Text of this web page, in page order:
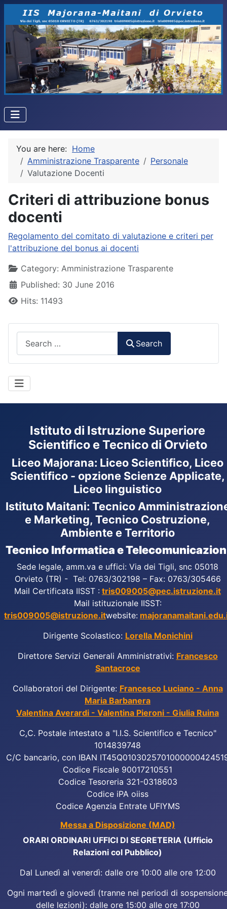
You are here: Home
Amministrazione Trasparente
Personale
Valutazione Docenti
Criteri di attribuzione bonus
docenti
Regolamento del comitato di valutazione e criteri per
l'attribuzione del bonus ai docenti
DetailsCategory: Amministrazione Trasparente
Published: 30 June 2016
Hits: 11493
Search
Istituto di Istruzione Superiore
Scientifico e Tecnico di Orvieto
Liceo Majorana: Liceo Scientifico, Liceo
Scientifico - opzione Scienze Applicate,
Liceo linguistico
Istituto Maitani: Tecnico
e Marketing, Tecnico Costruzione,
Ambiente e Territorio
Tecnico Informatica e
Sede legale, amm.va e uffici: Via dei Tigli, snc 05018
Orvieto (TR) - Tel: 0763/302198 – Fax: 0763/305466
Mail Certificata IISST : tris009005@pec.istruzione.it
Mail istituzionale IISST:
tris009005@istruzione.itwebsite:
Dirigente Scolastico: Lorella Monichini
Direttore Servizi Generali Amministrativi: Francesco
Santacroce
Collaboratori del Dirigente: Francesco Luciano - Anna
Maria Barbanera
Valentina Averardi - Valentina Pieroni - Giulia Ruina
C.C. Postale intestato a "I.I.S. Scientifico e Tecnico"
1014839748
C/C bancario, con IBAN
Codice Fiscale 90017210551
Codice Tesoreria 321-0318603
Codice iPA oiiss
Codice Agenzia Entrate UFIYMS
Messa a Disposizione (MAD)
ORARI ORDINARI UFFICI DI SEGRETERIA (Ufficio
Relazioni col Pubblico)
Dal Lunedì al venerdì: dalle ore 10:00 alle ore 12:00
Ogni martedì e giovedì (tranne nei periodi di
delle lezioni): dalle ore 15:00 alle ore 17:00